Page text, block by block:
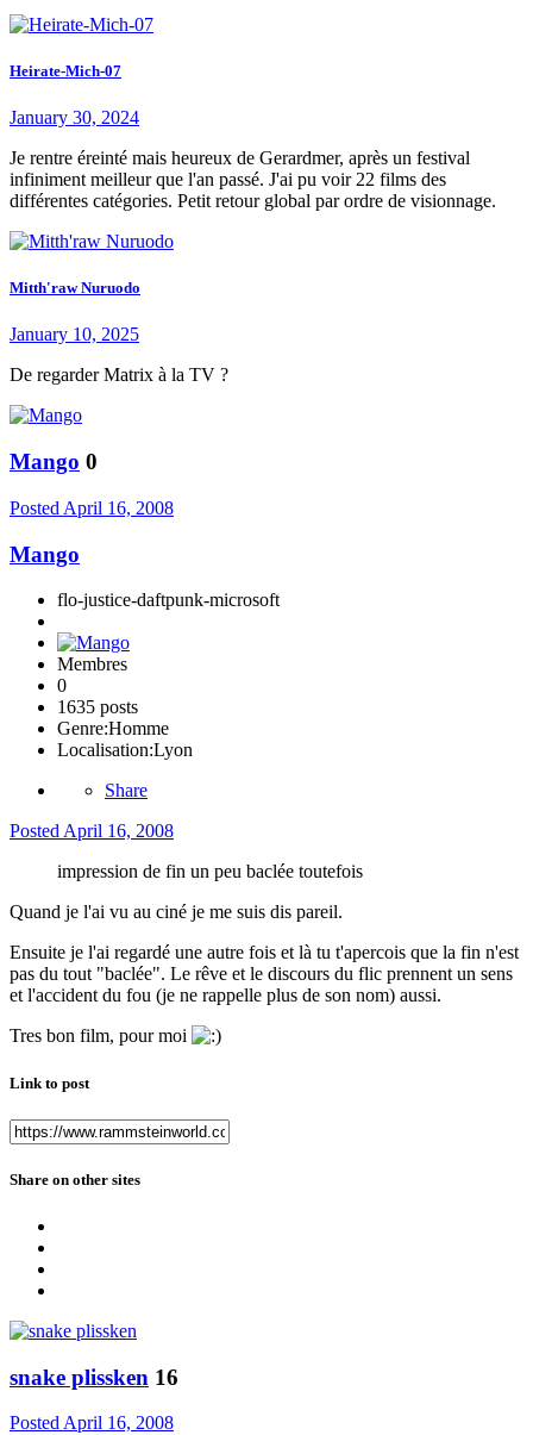
Heirate-Mich-07
January 30, 2024
Je rentre éreinté mais heureux de Gerardmer, après un festival
infiniment meilleur que l'an passé. J'ai pu voir 22 films des
différentes catégories. Petit retour global par ordre de visionnage.
Mitth'raw Nuruodo
January 10, 2025
De regarder Matrix à la TV ?
Mango 0
Posted April 16, 2008
Mango
flo-justice-daftpunk-microsoft
Membres
0
1635 posts
Genre:Homme
Localisation:Lyon
Share
Posted April 16, 2008
impression de fin un peu baclée toutefois
Quand je l'ai vu au ciné je me suis dis pareil.
Ensuite je l'ai regardé une autre fois et là tu t'apercois que la fin n'est
pas du tout "baclée". Le rêve et le discours du flic prennent un sens
et l'accident du fou (je ne rappelle plus de son nom) aussi.
Tres bon film, pour moi
Link to post
Share on other sites
snake plissken 16
PostedApril 16, 2008